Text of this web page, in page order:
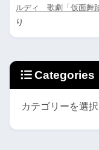
ルディ 歌劇「仮面舞
り
Categories